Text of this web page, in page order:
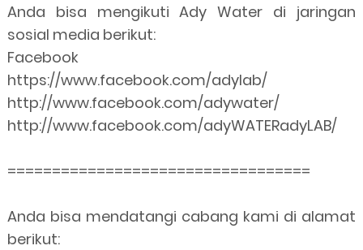
Anda bisa mengikuti Ady Water di jaringan
sosial media berikut:
Facebook
https://www.facebook.com/adylab/
http://www.facebook.com/adywater/
http://www.facebook.com/adyWATERadyLAB/
==================================
Anda bisa mendatangi cabang kami di alamat
berikut: